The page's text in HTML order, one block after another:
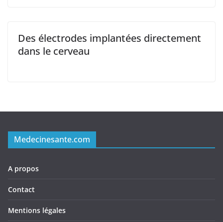
Des électrodes implantées directement
dans le cerveau
Medecinesante.com
A propos
Contact
Mentions légales